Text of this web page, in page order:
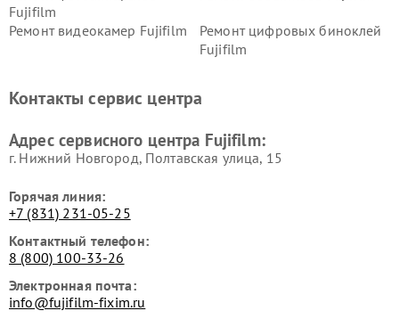
Fujifilm
Ремонт видеокамер Fujifilm
Ремонт цифровых биноклей
Fujifilm
Контакты сервис центра
Адрес сервисного центра Fujifilm:
г. Нижний Новгород, Полтавская улица, 15
Горячая линия:
+7 (831) 231-05-25
Контактный телефон:
8 (800) 100-33-26
Электронная почта:
info@fujifilm-fixim.ru